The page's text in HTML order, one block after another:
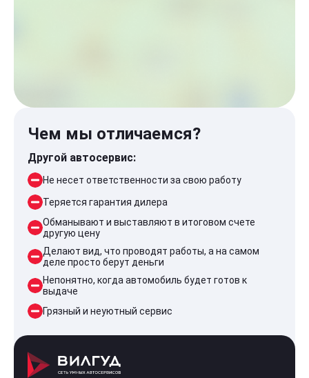
Чем мы отличаемся?
Другой автосервис:
Не несет ответственности за свою работу
Теряется гарантия дилера
Обманывают и выставляют в итоговом счете
другую цену
Делают вид, что проводят работы, а на самом
деле просто берут деньги
Непонятно, когда автомобиль будет готов к
выдаче
Грязный и неуютный сервис